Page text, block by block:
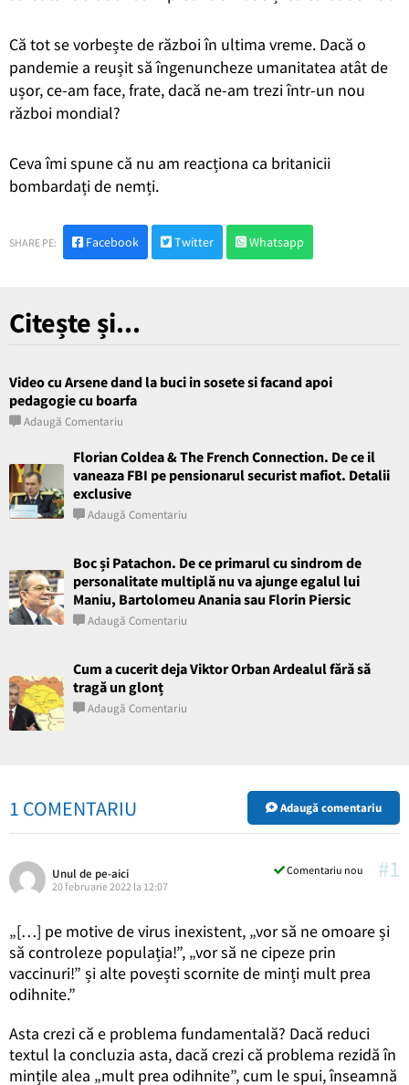
Că tot se vorbește de război în ultima vreme. Dacă o
pandemie a reușit să îngenuncheze umanitatea atât de
ușor, ce-am face, frate, dacă ne-am trezi într-un nou
război mondial?
Ceva îmi spune că nu am reacționa ca britanicii
bombardați de nemți.
SHARE PE: Facebook Twitter Whatsapp
Citește și...
Video cu Arsene dand la buci in sosete si facand apoi
pedagogie cu boarfa
Adaugă Comentariu
Florian Coldea & The French Connection. De ce il
vaneaza FBI pe pensionarul securist mafiot. Detalii
exclusive
Adaugă Comentariu
Boc și Patachon. De ce primarul cu sindrom de
personalitate multiplă nu va ajunge egalul lui
Maniu, Bartolomeu Anania sau Florin Piersic
Adaugă Comentariu
Cum a cucerit deja Viktor Orban Ardealul fără să
tragă un glonț
Adaugă Comentariu
1 COMENTARIU Adaugă comentariu
#1
Comentariu nou
Unul de pe-aici
20 februarie 2022 la 12:07
„[…] pe motive de virus inexistent, „vor să ne omoare și
să controleze populația!”, „vor să ne cipeze prin
vaccinuri!” și alte povești scornite de minți mult prea
odihnite.”
Asta crezi că e problema fundamentală? Dacă reduci
textul la concluzia asta, dacă crezi că problema rezidă în
mințile alea „mult prea odihnite”, cum le spui, înseamnă